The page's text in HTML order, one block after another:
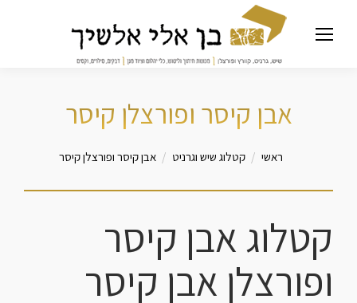
אבן קיסר ופורצלן קיסר
מיקומך כאן
ראשי קטלוג שיש וגרניט אבן קיסר ופורצלן קיסר
קטלוג אבן קיסר
ופורצלן אבן קיסר